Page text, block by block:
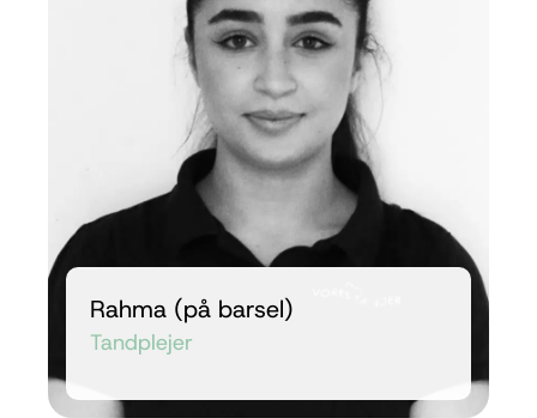
Rahma (på barsel)
Tandplejer